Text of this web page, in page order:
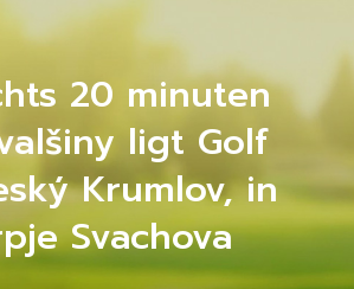
20 minuten
ligt Golf
Krumlov, in
Svachova